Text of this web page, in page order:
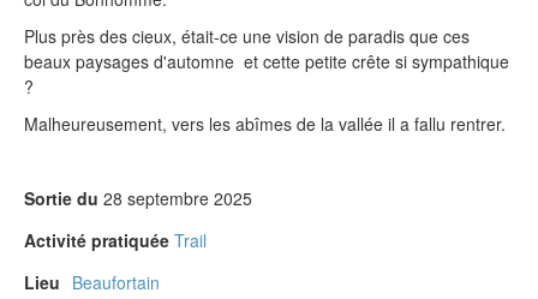
Plus près des cieux, était-ce une vision de paradis que ces
beaux paysages d'automne et cette petite crête si sympathique
?
Malheureusement, vers les abîmes de la vallée il a fallu rentrer.
Sortie du 28 septembre 2025
Activité pratiquée Trail
Lieu Beaufortain